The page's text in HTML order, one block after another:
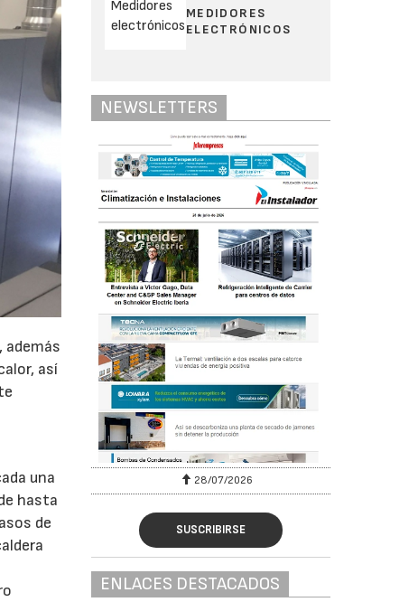
además
así
una
hasta
de
MEDIDORES
ELECTRÓNICOS
NEWSLETTERS
28/07/2026
SUSCRIBIRSE
ENLACES DESTACADOS